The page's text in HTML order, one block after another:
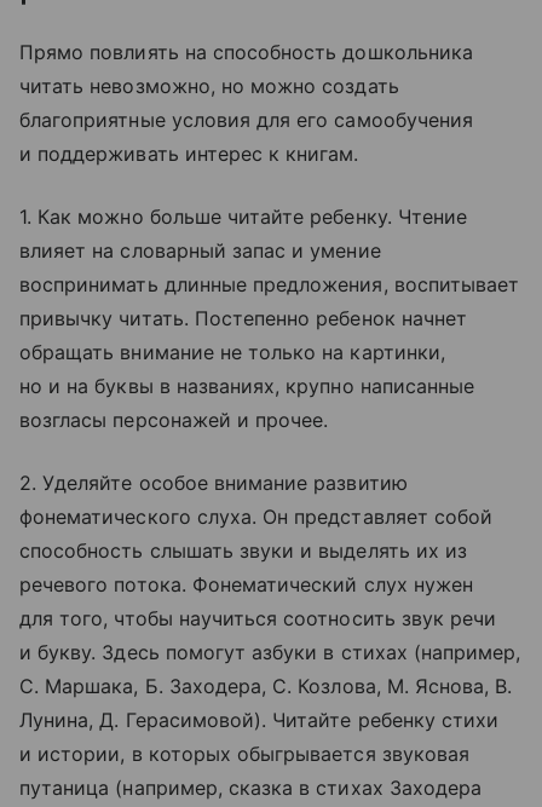
Прямо повлиять на способность дошкольника
читать невозможно, но можно создать
благоприятные условия для его самообучения
и поддерживать интерес к книгам.
1. Как можно больше читайте ребенку. Чтение
влияет на словарный запас и умение
воспринимать длинные предложения, воспитывает
привычку читать. Постепенно ребенок начнет
обращать внимание не только на картинки,
но и на буквы в названиях, крупно написанные
возгласы персонажей и прочее.
2. Уделяйте особое внимание развитию
фонематического слуха. Он представляет собой
способность слышать звуки и выделять их из
речевого потока. Фонематический слух нужен
для того, чтобы научиться соотносить звук речи
и букву. Здесь помогут азбуки в стихах (например,
С. Маршака, Б. Заходера, С. Козлова, М. Яснова, В.
Лунина, Д. Герасимовой). Читайте ребенку стихи
и истории, в которых обыгрывается звуковая
путаница (например, сказка в стихах Заходера